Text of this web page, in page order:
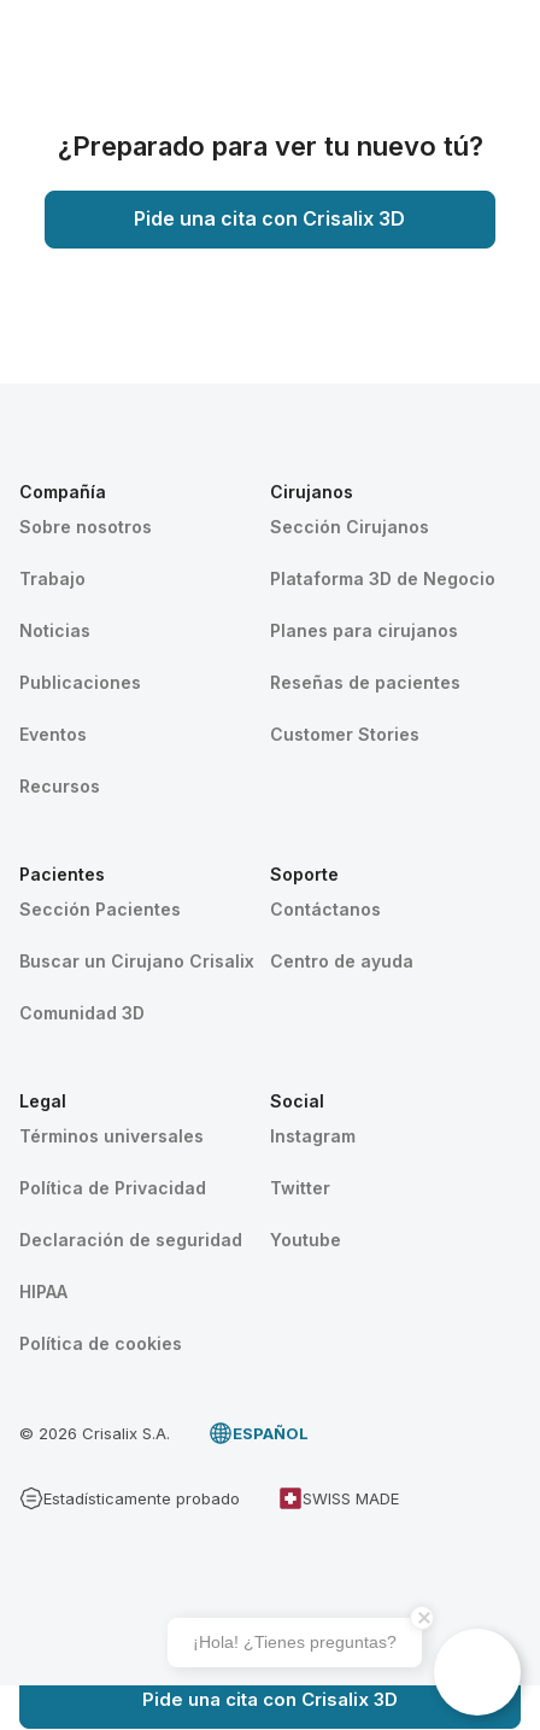
¿Preparado para ver tu nuevo tú?
Pide una cita con Crisalix 3D
Pide una cita con Crisalix 3D
Compañía
Sobre nosotros
Trabajo
Noticias
Publicaciones
Eventos
Recursos
Cirujanos
Sección Cirujanos
Plataforma 3D de Negocio
Planes para cirujanos
Reseñas de pacientes
Customer Stories
Pacientes
Sección Pacientes
Buscar un Cirujano Crisalix
Comunidad 3D
Soporte
Contáctanos
Centro de ayuda
Legal
Términos universales
Política de Privacidad
Declaración de seguridad
HIPAA
Política de cookies
Social
Instagram
Twitter
Youtube
© 2026 Crisalix S.A. ESPAÑOL
Estadísticamente probado SWISS MADE
¡Hola! ¿Tienes preguntas?